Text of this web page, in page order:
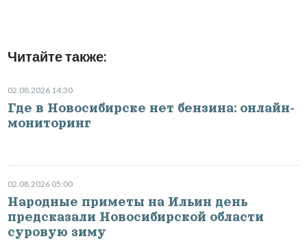
Читайте также:
02.08.2026 14:30
Где в Новосибирске нет бензина: онлайн-
мониторинг
02.08.2026 05:00
Народные приметы на Ильин день
предсказали Новосибирской области
суровую зиму